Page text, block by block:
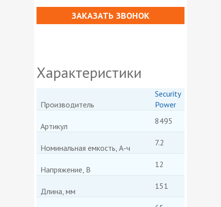
ЗАКАЗАТЬ ЗВОНОК
Характеристики
Производитель
Security
Power
Артикул
8495
Номинальная емкость, А-ч
7.2
Напряжение, В
12
Длина, мм
151